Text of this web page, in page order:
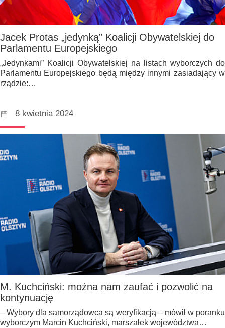
Jacek Protas „jedynką” Koalicji Obywatelskiej do
Parlamentu Europejskiego
„Jedynkami” Koalicji Obywatelskiej na listach wyborczych do
Parlamentu Europejskiego będą między innymi zasiadający w
rządzie:…
8 kwietnia 2024
M. Kuchciński: można nam zaufać i pozwolić na
kontynuację
– Wybory dla samorządowca są weryfikacją – mówił w poranku
wyborczym Marcin Kuchciński, marszałek województwa…